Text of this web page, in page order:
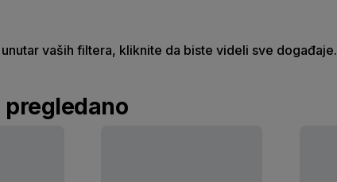
vaših filtera, kliknite da biste videli sve događaje.
pregledano